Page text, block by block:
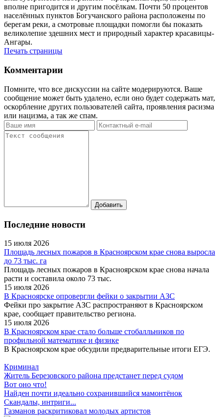
вполне пригодится и другим посёлкам. Почти 50 процентов
населённых пунктов Богучанского района расположены по
берегам реки, а смотровые площадки помогли бы показать
великолепие здешних мест и природный характер красавицы-
Ангары.
Печать страницы
Комментарии
Помните, что все дискуссии на сайте модерируются. Ваше
сообщение может быть удалено, если оно будет содержать мат,
оскорбление других пользователей сайта, проявления расизма
или нацизма, а так же спам.
Последние новости
15 июля 2026
Площадь лесных пожаров в Красноярском крае снова выросла
до 73 тыс. га
Площадь лесных пожаров в Красноярском крае снова начала
расти и составила около 73 тыс.
15 июля 2026
В Красноярске опровергли фейки о закрытии АЗС
Фейки про закрытие АЗС распространяют в Красноярском
крае, сообщает правительство региона.
15 июля 2026
В Красноярском крае стало больше стобалльников по
профильной математике и физике
В Красноярском крае обсудили предварительные итоги ЕГЭ.
Криминал
Житель Березовского района предстанет перед судом
Вот оно что!
Найден почти идеально сохранившийся мамонтёнок
Скандалы, интриги...
Газманов раскритиковал молодых артистов